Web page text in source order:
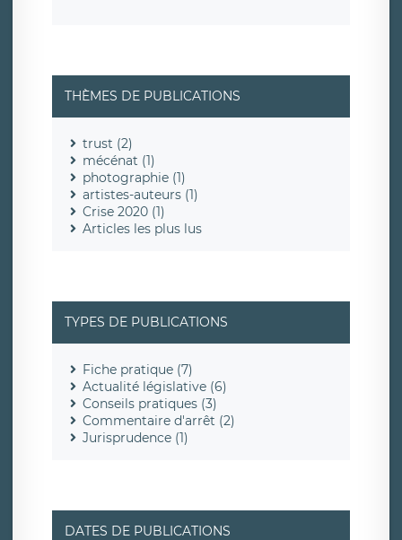
THÈMES DE PUBLICATIONS
trust (2)
mécénat (1)
photographie (1)
artistes-auteurs (1)
Crise 2020 (1)
Articles les plus lus
TYPES DE PUBLICATIONS
Fiche pratique (7)
Actualité législative (6)
Conseils pratiques (3)
Commentaire d'arrêt (2)
Jurisprudence (1)
DATES DE PUBLICATIONS